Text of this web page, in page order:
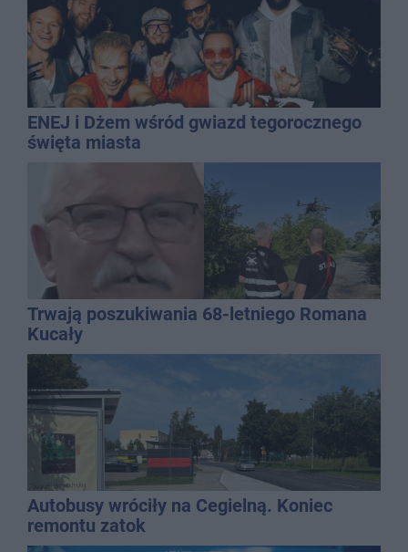
ENEJ i Dżem wśród gwiazd tegorocznego
święta miasta
Trwają poszukiwania 68-letniego Romana
Kucały
Autobusy wróciły na Cegielną. Koniec
remontu zatok